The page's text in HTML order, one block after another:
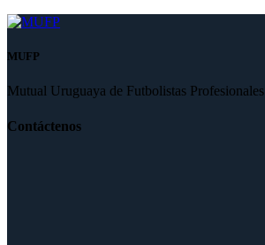
MUFP
Mutual Uruguaya de Futbolistas Profesionales
Contáctenos